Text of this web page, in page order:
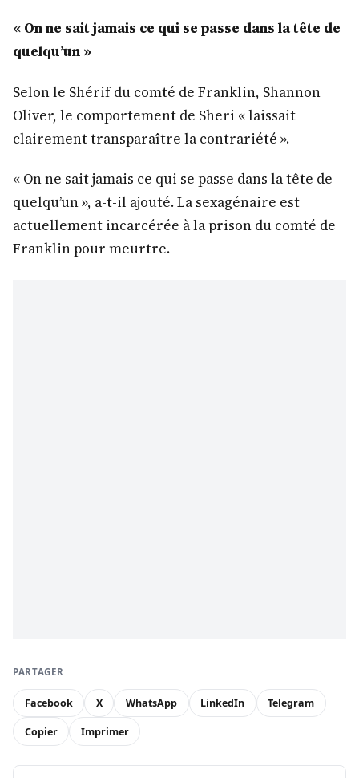
« On ne sait jamais ce qui se passe dans la tête de
quelqu’un »
Selon le Shérif du comté de Franklin, Shannon
Oliver, le comportement de Sheri « laissait
clairement transparaître la contrariété ».
« On ne sait jamais ce qui se passe dans la tête de
quelqu’un », a-t-il ajouté. La sexagénaire est
actuellement incarcérée à la prison du comté de
Franklin pour meurtre.
PARTAGER
Facebook X WhatsApp LinkedIn Telegram
Copier Imprimer